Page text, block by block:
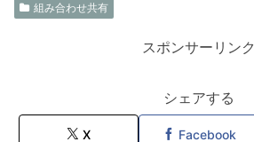
組み合わせ共有
スポンサーリンク
シェアする
X Facebook